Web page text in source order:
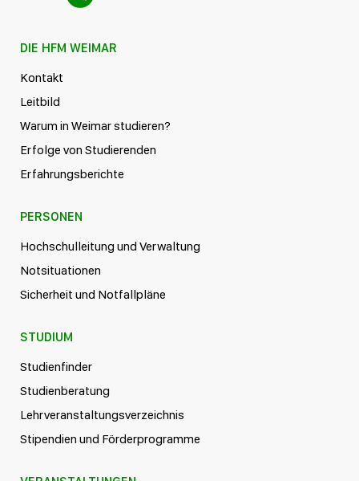
DIE HFM WEIMAR
Kontakt
Leitbild
Warum in Weimar studieren?
Erfolge von Studierenden
Erfahrungsberichte
PERSONEN
Hochschulleitung und Verwaltung
Notsituationen
Sicherheit und Notfallpläne
STUDIUM
Studienfinder
Studienberatung
Lehrveranstaltungsverzeichnis
Stipendien und Förderprogramme